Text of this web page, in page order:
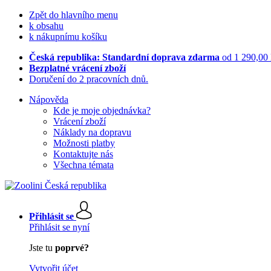
Zpět do hlavního menu
k obsahu
k nákupnímu košíku
Česká republika: Standardní doprava zdarma od 1 290,00
Bezplatné vrácení zboží
Doručení do 2 pracovních dnů.
Nápověda
Kde je moje objednávka?
Vrácení zboží
Náklady na dopravu
Možnosti platby
Kontaktujte nás
Všechna témata
Přihlásit se
Přihlásit se nyní
Jste tu poprvé?
Vytvořit účet